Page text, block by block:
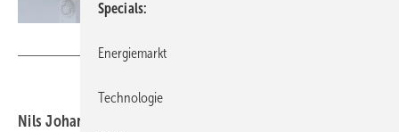
Nils Johannsen, Technical Management Wind Energy,
Specials
Energiemarkt
Technologie